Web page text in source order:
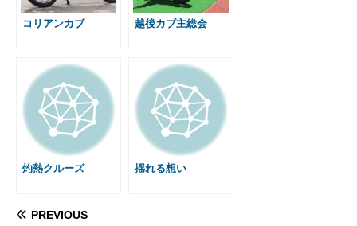
r
t
コリアンカブ 越後カブ主総会
灼熱クルーズ 揺れる想い
PREVIOUS